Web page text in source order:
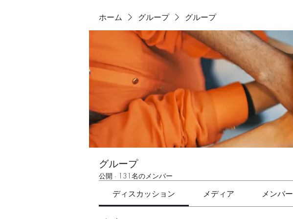
ホーム グループ グループ
グループ
公開 · 131名のメンバー
ディスカッション メディア メンバー